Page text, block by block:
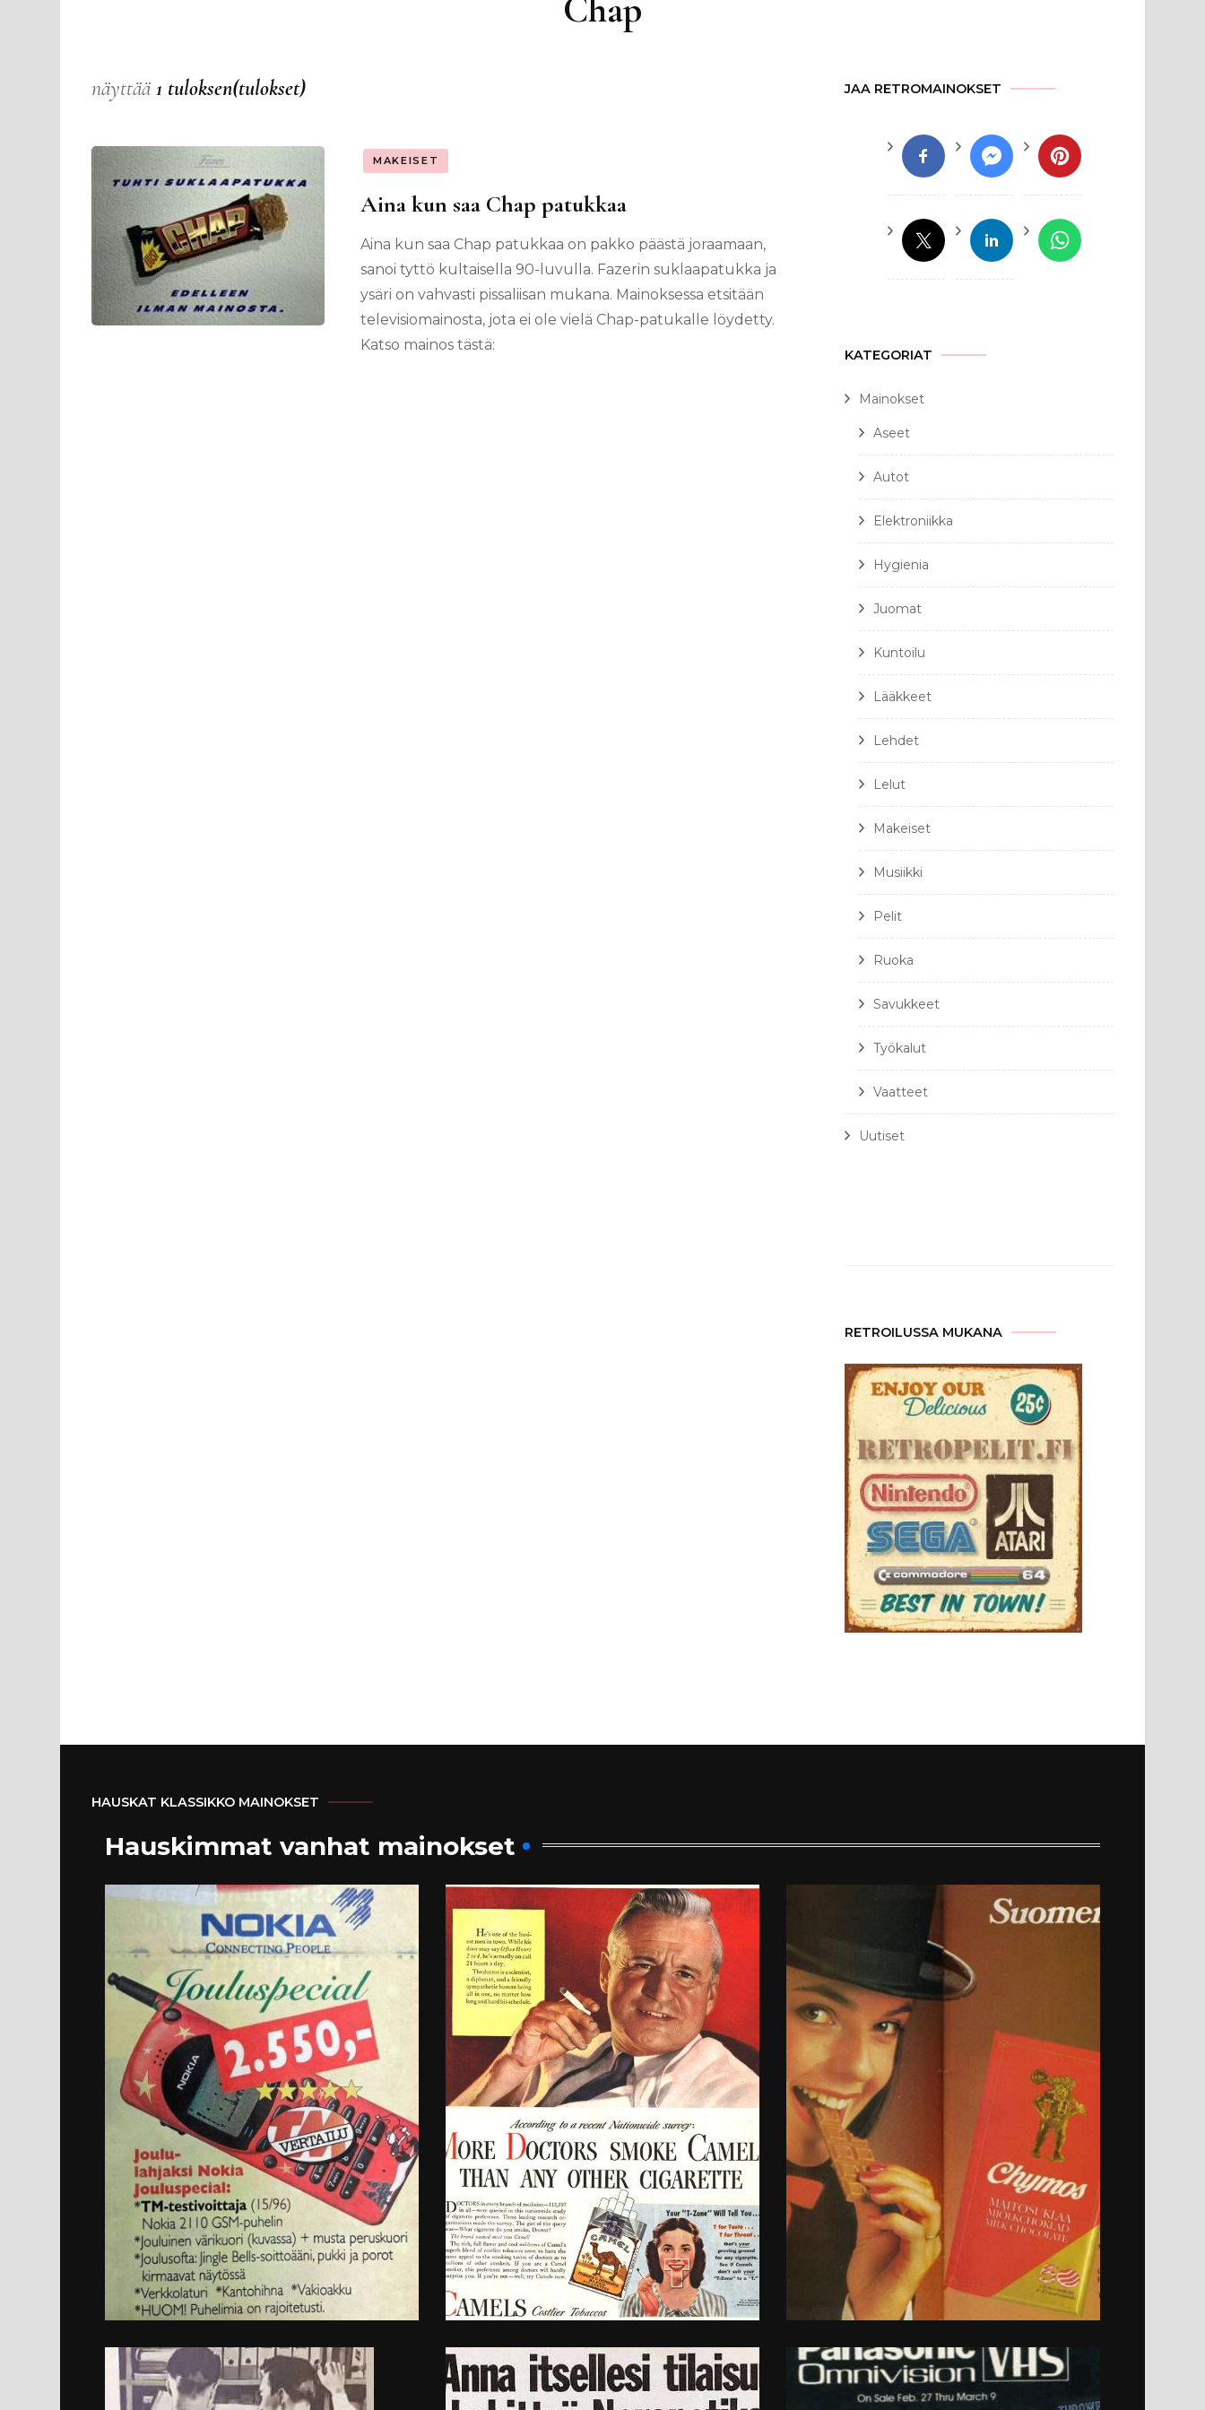
näyttää 1 tuloksen(tulokset)
MAKEISET
Aina kun saa Chap patukkaa
Aina kun saa Chap patukkaa on pakko päästä joraamaan,
sanoi tyttö kultaisella 90-luvulla. Fazerin suklaapatukka ja
ysäri on vahvasti pissaliisan mukana. Mainoksessa etsitään
televisiomainosta, jota ei ole vielä Chap-patukalle löydetty.
Katso mainos tästä:
JAA RETROMAINOKSET
KATEGORIAT
Mainokset
Aseet
Autot
Elektroniikka
Hygienia
Juomat
Kuntoilu
Lääkkeet
Lehdet
Lelut
Makeiset
Musiikki
Pelit
Ruoka
Savukkeet
Työkalut
Vaatteet
Uutiset
RETROILUSSA MUKANA
HAUSKAT KLASSIKKO MAINOKSET
Hauskimmat vanhat mainokset